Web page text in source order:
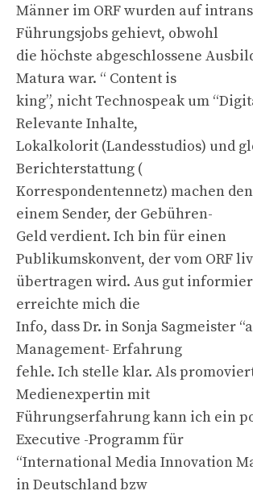
Männer im ORF wurden auf
Führungsjobs gehievt, obwohl
die höchste abgeschlossene
Matura war. “ Content is
king”, nicht Technospeak um
Relevante Inhalte,
Lokalkolorit (Landesstudios) und
Berichterstattung (
Korrespondentennetz) machen den
einem Sender, der Gebühren-
Geld verdient. Ich bin für einen
Publikumskonvent, der vom ORF
übertragen wird. Aus gut
erreichte mich die
Info, dass Dr. in Sonja Sagmeister
Management- Erfahrung
fehle. Ich stelle klar. Als
Medienexpertin mit
Führungserfahrung kann ich ein
Executive -Programm für
“International Media Innovation
in Deutschland bzw